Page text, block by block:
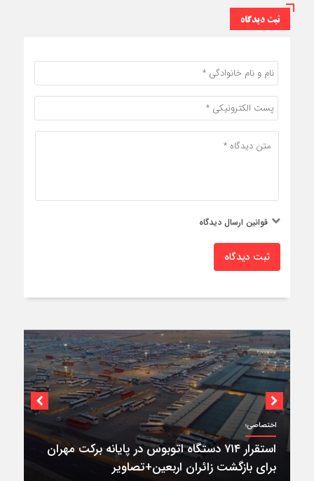
ثبت دیدگاه
قوانین ارسال دیدگاه
ثبت دیدگاه
اختصاصی؛
استقرار ۷۱۴ دستگاه اتوبوس در پایانه برکت مهران
برای بازگشت زائران اربعین+تصاویر